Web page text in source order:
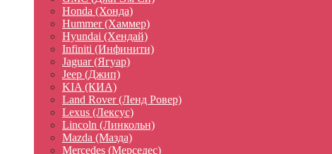
Honda (Хонда)
Hummer (Хаммер)
Hyundai (Хендай)
Infiniti (Инфинити)
Jaguar (Ягуар)
Jeep (Джип)
KIA (КИА)
Land Rover (Ленд Ровер)
Lexus (Лексус)
Lincoln (Линкольн)
Mazda (Мазда)
Mercedes (Мерседес)